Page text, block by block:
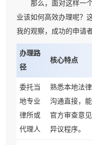
那么，面对这样一个
业该如何高效办理呢？
我的观察，成功的申请
办理路
径
核心特点
委托当
地专业
律所或
代理人
熟悉本地法律
沟通直接，
官方审查意
异议程序。